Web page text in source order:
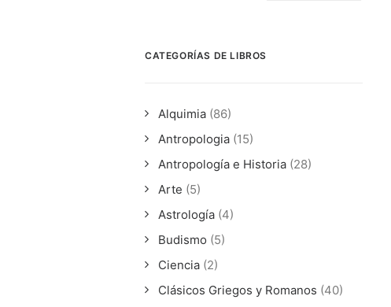
CATEGORÍAS DE LIBROS
Alquimia (86)
Antropologia (15)
Antropología e Historia (28)
Arte (5)
Astrología (4)
Budismo (5)
Ciencia (2)
Clásicos Griegos y Romanos (40)